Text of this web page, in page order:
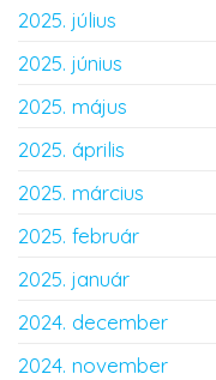
2025. július
2025. június
2025. május
2025. április
2025. március
2025. február
2025. január
2024. december
2024. november